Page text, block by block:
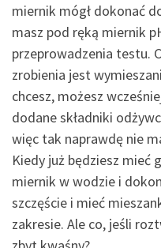
miernik mógł dokonać
masz pod ręką miernik
przeprowadzenia testu.
zrobienia jest
chcesz, możesz
dodane składniki
więc tak naprawdę nie
Kiedy już będziesz mieć
miernik w wodzie i
szczęście i mieć
zakresie. Ale co, jeśli